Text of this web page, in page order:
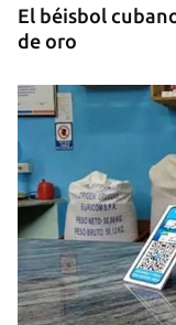
El béisbol
de oro